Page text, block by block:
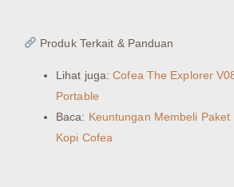
Produk Terkait & Panduan
Lihat juga:Cofea The Explorer
Portable
Baca: Keuntungan Membeli Paket
Kopi Cofea